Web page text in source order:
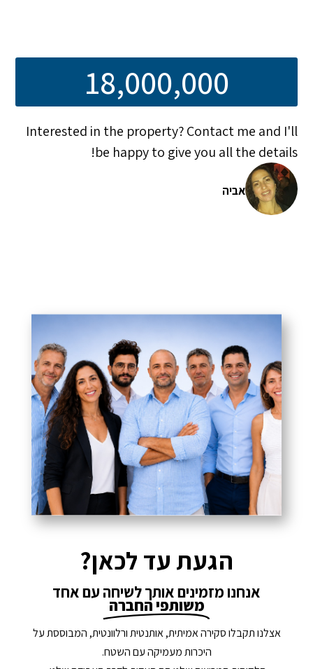
18,000,000
Interested in the property? Contact me and I'll
be happy to give you all the details!
אביה
הגעת עד לכאן?
אנחנו מזמינים אותך לשיחה עם אחד
משותפי החברה
אצלנו תקבלו סקירה אמיתית, אותנטית ורלוונטית, המבוססת על
היכרות מעמיקה עם השטח.